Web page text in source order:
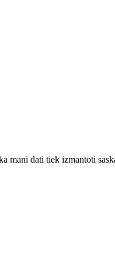
mani dati tiek izmantoti